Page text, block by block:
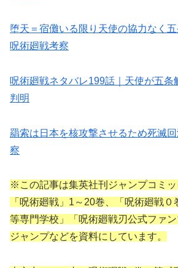
堕天＝宿儺いる限り天使の協力なく五
呪術廻戦考察
呪術廻戦ネタバレ199話｜天使が五条
判明
羂索は日本を核攻撃させるため死滅
察
※この記事は集英社刊ジャンプコミ
「呪術廻戦」1～20巻、「呪術廻戦
等専門学校」「呪術廻戦刃公式ファ
ジャンプなどを資料にしています。